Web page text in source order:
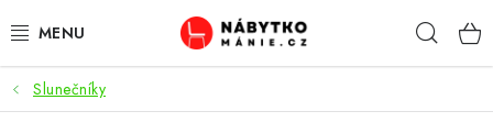
na
OBÝVACÍ POKOJ
Slunečníky